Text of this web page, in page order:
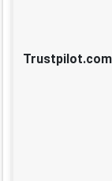
Trustpilot.com